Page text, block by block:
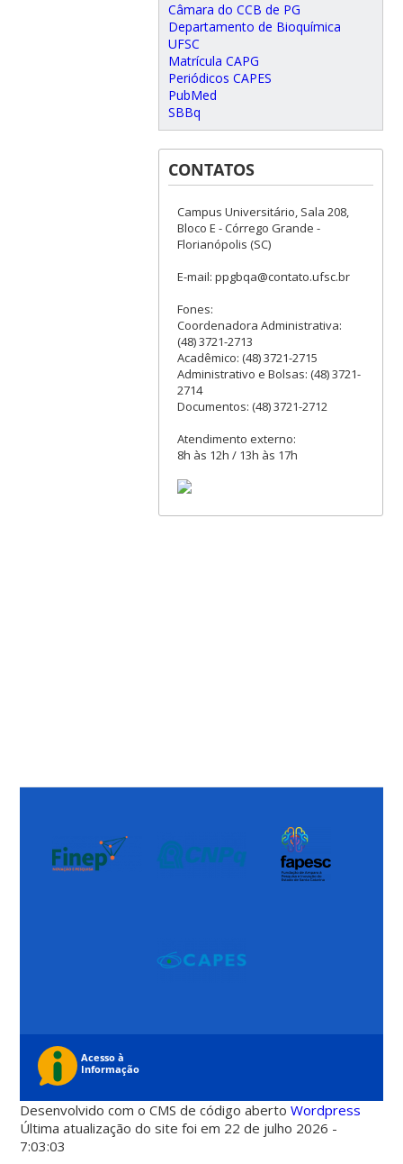
Câmara do CCB de PG
Departamento de Bioquímica
UFSC
Matrícula CAPG
Periódicos CAPES
PubMed
SBBq
CONTATOS
Campus Universitário, Sala 208,
Bloco E - Córrego Grande -
Florianópolis (SC)
E-mail: ppgbqa@contato.ufsc.br
Fones:
Coordenadora Administrativa:
(48) 3721-2713
Acadêmico: (48) 3721-2715
Administrativo e Bolsas: (48) 3721-
2714
Documentos: (48) 3721-2712
Atendimento externo:
8h às 12h / 13h às 17h
Desenvolvido com o CMS de código abertoWordpress
Última atualização do site foi em 22 de julho 2026 -
7:03:03